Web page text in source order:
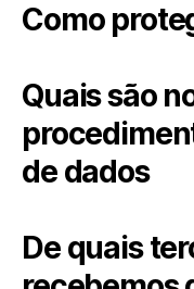
Como
Quais são
de dados
De quais